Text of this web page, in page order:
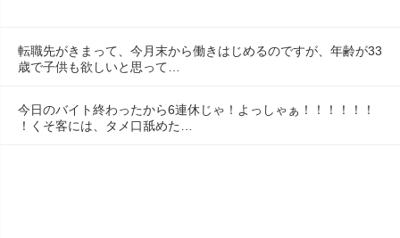
転職先がきまって、今月末から働きはじめるのですが、年齢が33
歳で子供も欲しいと思って…
今日のバイト終わったから6連休じゃ！よっしゃぁ！！！！！！
！くそ客には、タメ口舐めた…